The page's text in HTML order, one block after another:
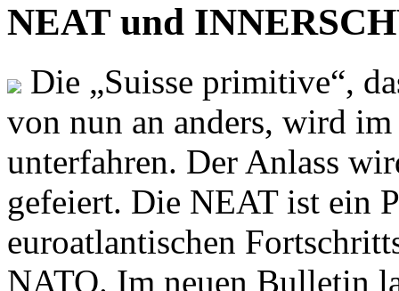
NEAT und
Die „Suisse primitive“,
von nun an anders, wird
unterfahren. Der Anlass
gefeiert. Die NEAT ist ein
euroatlantischen
NATO. Im neuen Bulletin